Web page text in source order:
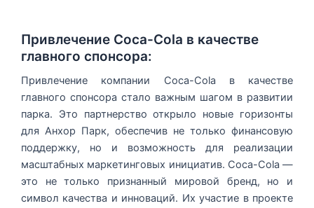
Привлечение Coca-Cola в качестве
главного спонсора:
Привлечение компании Coca-Cola в качестве
главного спонсора стало важным шагом в развитии
парка. Это партнерство открыло новые горизонты
для Анхор Парк, обеспечив не только финансовую
поддержку, но и возможность для реализации
масштабных маркетинговых инициатив. Coca-Cola —
это не только признанный мировой бренд, но и
символ качества и инноваций. Их участие в проекте